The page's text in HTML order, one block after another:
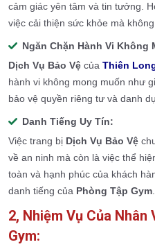
cảm giác yên tâm và tin tưởng.
việc cải thiện sức khỏe mà
Ngăn Chặn Hành Vi Không
Dịch Vụ Bảo Vệ của Thiên
hành vi không mong muốn như
bảo vệ quyền riêng tư và danh
Danh Tiếng Uy Tín:
Việc trang bị Dịch Vụ Bảo Vệ
về an ninh mà còn là việc thể
toàn và hạnh phúc của khách
danh tiếng của Phòng Tập Gym.
2, Nhiệm Vụ Của Nhân
Gym: